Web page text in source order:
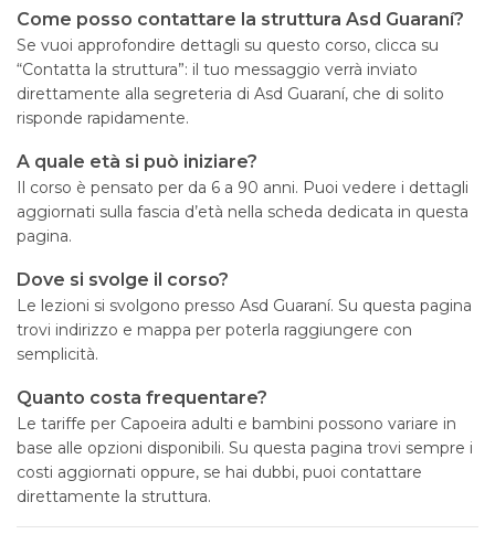
Come posso contattare la struttura Asd Guaraní?
Se vuoi approfondire dettagli su questo corso, clicca su
“Contatta la struttura”: il tuo messaggio verrà inviato
direttamente alla segreteria di Asd Guaraní, che di solito
risponde rapidamente.
A quale età si può iniziare?
Il corso è pensato per da 6 a 90 anni. Puoi vedere i dettagli
aggiornati sulla fascia d’età nella scheda dedicata in questa
pagina.
Dove si svolge il corso?
Le lezioni si svolgono presso Asd Guaraní. Su questa pagina
trovi indirizzo e mappa per poterla raggiungere con
semplicità.
Quanto costa frequentare?
Le tariffe per Capoeira adulti e bambini possono variare in
base alle opzioni disponibili. Su questa pagina trovi sempre i
costi aggiornati oppure, se hai dubbi, puoi contattare
direttamente la struttura.